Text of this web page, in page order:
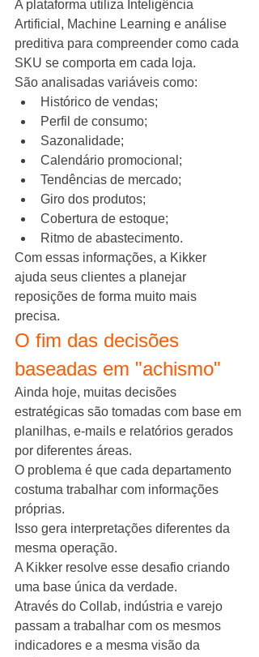
A plataforma utiliza Inteligência
Artificial, Machine Learning e análise
preditiva para compreender como cada
SKU se comporta em cada loja.
São analisadas variáveis como:
Histórico de vendas;
Perfil de consumo;
Sazonalidade;
Calendário promocional;
Tendências de mercado;
Giro dos produtos;
Cobertura de estoque;
Ritmo de abastecimento.
Com essas informações, a Kikker
ajuda seus clientes a planejar
reposições de forma muito mais
precisa.
O fim das decisões
baseadas em "achismo"
Ainda hoje, muitas decisões
estratégicas são tomadas com base em
planilhas, e-mails e relatórios gerados
por diferentes áreas.
O problema é que cada departamento
costuma trabalhar com informações
próprias.
Isso gera interpretações diferentes da
mesma operação.
A Kikker resolve esse desafio criando
uma base única da verdade.
Através do Collab, indústria e varejo
passam a trabalhar com os mesmos
indicadores e a mesma visão da